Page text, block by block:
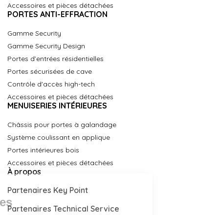
Accessoires et pièces détachées
PORTES ANTI-EFFRACTION
Gamme Security
Gamme Security Design
Portes d’entrées résidentielles
Portes sécurisées de cave
Contrôle d'accès high-tech
Accessoires et pièces détachées
MENUISERIES INTÉRIEURES
Châssis pour portes à galandage
Système coulissant en applique
Portes intérieures bois
Accessoires et pièces détachées
À propos
Partenaires Key Point
Partenaires Technical Service